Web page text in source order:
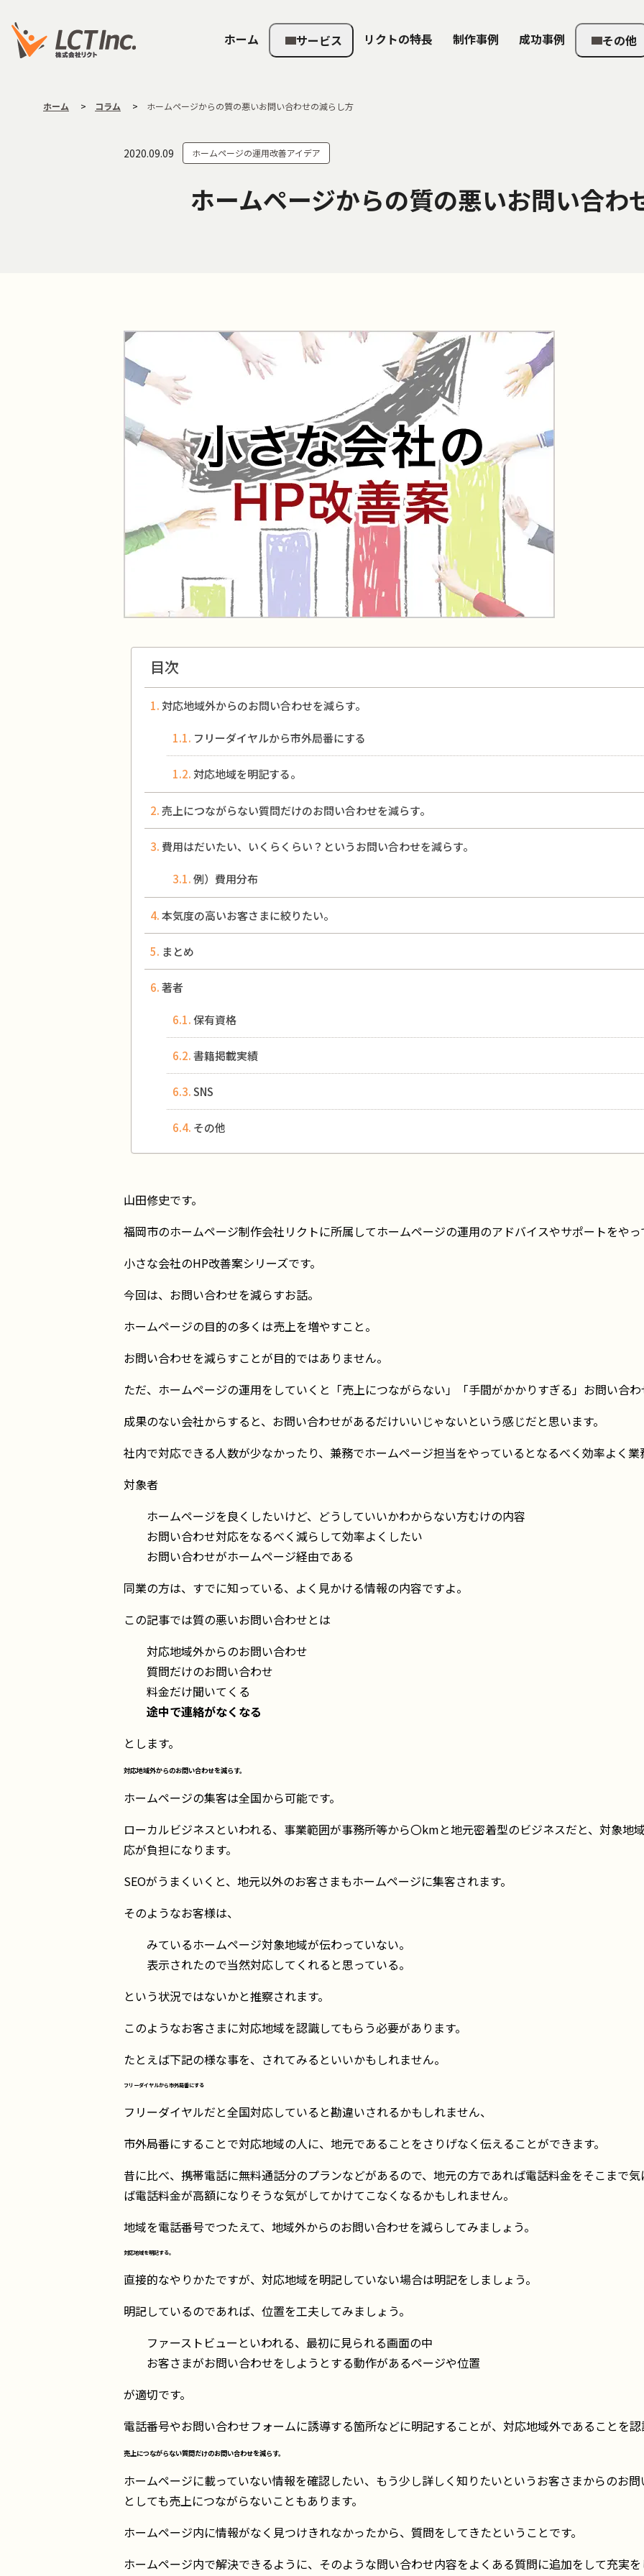
ホーム サービス リクトの特長 制作事例 成功事例 その他
ホーム コラム ホームページからの質の悪いお問い合わせの減らし方
2020.09.09 ホームページの運用改善アイデア
ホームページからの質の悪いお問い合わ
目次
対応地域外からのお問い合わせを減らす。
フリーダイヤルから市外局番にする
対応地域を明記する。
売上につながらない質問だけのお問い合わせを減らす。
費用はだいたい、いくらくらい？というお問い合わせを減らす。
例）費用分布
本気度の高いお客さまに絞りたい。
まとめ
著者
保有資格
書籍掲載実績
SNS
その他
山田修史です。
福岡市のホームページ制作会社リクトに所属してホームページの運用のアドバイスやサポートをやっ
小さな会社のHP改善案シリーズです。
今回は、お問い合わせを減らすお話。
ホームページの目的の多くは売上を増やすこと。
お問い合わせを減らすことが目的ではありません。
ただ、ホームページの運用をしていくと「売上につながらない」「手間がかかりすぎる」お問い合わ
成果のない会社からすると、お問い合わせがあるだけいいじゃないという感じだと思います。
社内で対応できる人数が少なかったり、兼務でホームページ担当をやっているとなるべく効率よく業
対象者
ホームページを良くしたいけど、どうしていいかわからない方むけの内容
お問い合わせ対応をなるべく減らして効率よくしたい
お問い合わせがホームページ経由である
同業の方は、すでに知っている、よく見かける情報の内容ですよ。
この記事では質の悪いお問い合わせとは
対応地域外からのお問い合わせ
質問だけのお問い合わせ
料金だけ聞いてくる
途中で連絡がなくなる
とします。
対応地域外からのお問い合わせを減らす。
ホームページの集客は全国から可能です。
ローカルビジネスといわれる、事業範囲が事務所等から〇kmと地元密着型のビジネスだと、対象地
応が負担になります。
SEOがうまくいくと、地元以外のお客さまもホームページに集客されます。
そのようなお客様は、
みているホームページ対象地域が伝わっていない。
表示されたので当然対応してくれると思っている。
という状況ではないかと推察されます。
このようなお客さまに対応地域を認識してもらう必要があります。
たとえば下記の様な事を、されてみるといいかもしれません。
フリーダイヤルから市外局番にする
フリーダイヤルだと全国対応していると勘違いされるかもしれません、
市外局番にすることで対応地域の人に、地元であることをさりげなく伝えることができます。
昔に比べ、携帯電話に無料通話分のプランなどがあるので、地元の方であれば電話料金をそこまで
ば電話料金が高額になりそうな気がしてかけてこなくなるかもしれません。
地域を電話番号でつたえて、地域外からのお問い合わせを減らしてみましょう。
対応地域を明記する。
直接的なやりかたですが、対応地域を明記していない場合は明記をしましょう。
明記しているのであれば、位置を工夫してみましょう。
ファーストビューといわれる、最初に見られる画面の中
お客さまがお問い合わせをしようとする動作があるページや位置
が適切です。
電話番号やお問い合わせフォームに誘導する箇所などに明記することが、対応地域外であることを認
売上につながらない質問だけのお問い合わせを減らす。
ホームページに載っていない情報を確認したい、もう少し詳しく知りたいというお客さまからのお
としても売上につながらないこともあります。
ホームページ内に情報がなく見つけきれなかったから、質問をしてきたということです。
ホームページ内で解決できるように、そのような問い合わせ内容をよくある質問に追加をして充実を